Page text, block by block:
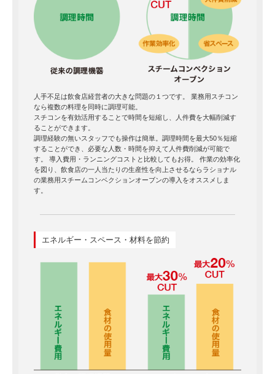
人手不足は飲食店経営者の大きな問題の１つです。 業務用スチコン
なら複数の料理を同時に調理可能。
スチコンを有効活用することで時間を短縮し、人件費を大幅削減す
ることができます。
調理経験の無いスタッフでも操作は簡単。調理時間を最大50％短縮
することができ、必要な人数・時間を抑えて人件費削減が可能で
す。 導入費用・ランニングコストと比較してもお得。 作業の効率化
を図り、飲食店の一人当たりの生産性を向上させるならラショナル
の業務用スチームコンベクションオーブンの導入をオススメしま
す。
エネルギー・スペース・材料を節約